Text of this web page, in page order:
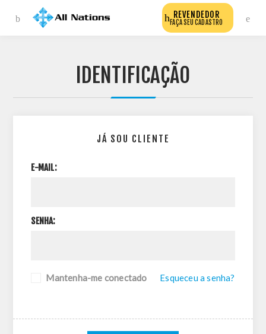
REVENDEDOR
FAÇA SEU CADASTRO
IDENTIFICAÇÃO
JÁ SOU CLIENTE
E-MAIL:
SENHA:
Mantenha-me conectado Esqueceu a senha?